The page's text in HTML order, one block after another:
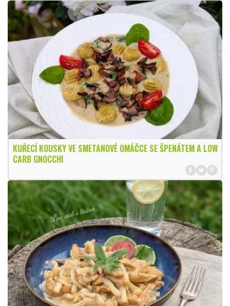
KUŘECÍ KOUSKY VE SMETANOVÉ OMÁČCE SE ŠPENÁTEM A LOW
CARB GNOCCHI